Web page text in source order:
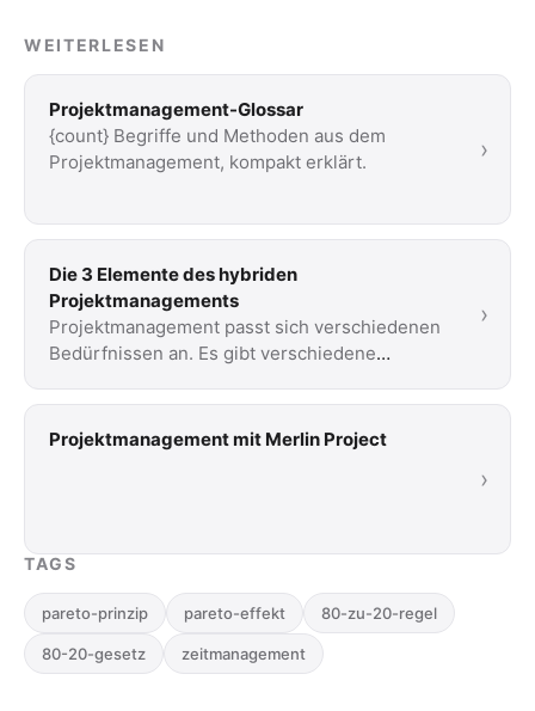
WEITERLESEN
Projektmanagement-Glossar
{count} Begriffe und Methoden aus dem
Projektmanagement, kompakt erklärt.
›
Die 3 Elemente des hybriden
Projektmanagements
Projektmanagement passt sich verschiedenen
Bedürfnissen an. Es gibt verschiedene
in drei …
›
Projektmanagement mit Merlin Project
›
TAGS
pareto-prinzip pareto-effekt 80-zu-20-regel
80-20-gesetz zeitmanagement